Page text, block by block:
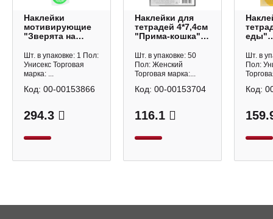
Наклейки
мотивирующие
"Зверята на
1000шт, рулон
8381 Квадра
Шт. в упаковке: 1 Пол:
Унисекс Торговая
марка: ...
294.3
Код: 00-00153866
Наклейки для
тетрадей 4*7,4см
"Прима-кошка"
Krause
Шт. в упаковке: 50
Пол: Женский
Торговая марка:...
116.1
Код: 00-00153704
еды"
Erich
Шт. в
Пол:
Код: